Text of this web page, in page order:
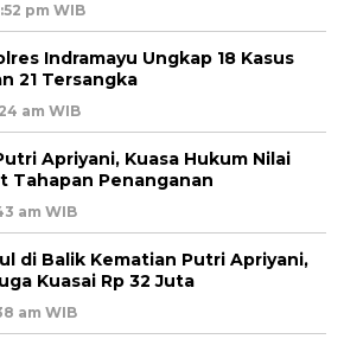
pm WIB
Indramayu Ungkap 18 Kasus
21 Tersangka
am WIB
Apriyani, Kuasa Hukum Nilai
Tahapan Penanganan
am WIB
di Balik Kematian Putri Apriyani,
Kuasai Rp 32 Juta
am WIB